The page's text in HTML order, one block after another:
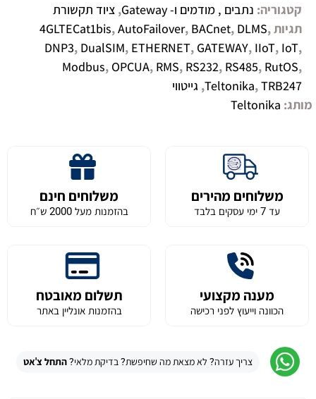
קטגוריה: נתבים , מודמים ו- Gateway , ציוד תקשורת
תגיות
4GLTECat1bis,AutoFailover, BACnet, DLMS,
DNP3, DualSIM, ETHERNET, GATEWAY, IIoT, IoT,
Modbus, OPCUA, RMS, RS232, RS485, RutOS,
Teltonika,TRB247
, גייטווי
מותג: Teltonika
משלוחים מהירים
עד 7 ימי עסקים בלבד
משלוחים חינם
בהזמנות מעל 2000 ש״ח
מענה מקצועי
הכוונה וייעוץ לפני רכישה
תשלום מאובטח
בהזמנות אונליין באתר
צריך עזרה? לא מצאת מה שחיפשת? בדיקת מלאי?התחל צ'אט